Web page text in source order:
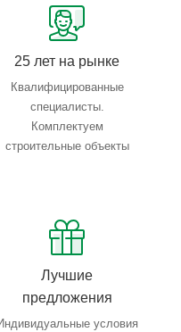
25 лет на рынке
Квалифицированные
специалисты.
Комплектуем
строительные объекты
Лучшие
предложения
условия